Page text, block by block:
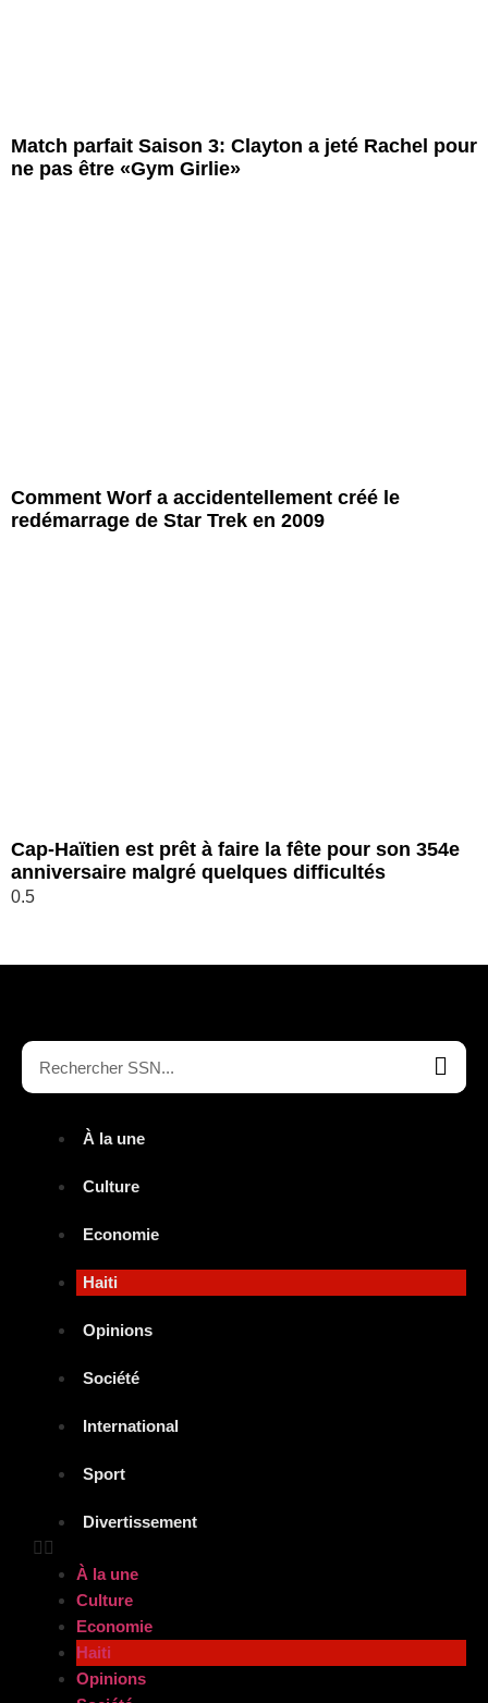
Match parfait Saison 3: Clayton a jeté Rachel pour
ne pas être «Gym Girlie»
Comment Worf a accidentellement créé le
redémarrage de Star Trek en 2009
Cap-Haïtien est prêt à faire la fête pour son 354e
anniversaire malgré quelques difficultés
À la une
Culture
Economie
Haiti
Opinions
Société
International
Sport
Divertissement
À la une
Culture
Economie
Haiti
Opinions